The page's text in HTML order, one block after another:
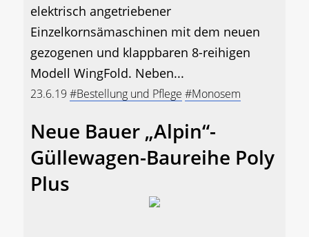
elektrisch angetriebener
Einzelkornsämaschinen mit dem neuen
gezogenen und klappbaren 8-reihigen
Modell WingFold. Neben...
23.6.19 #Bestellung und Pflege #Monosem
Neue Bauer „Alpin“-
Güllewagen-Baureihe Poly
Plus